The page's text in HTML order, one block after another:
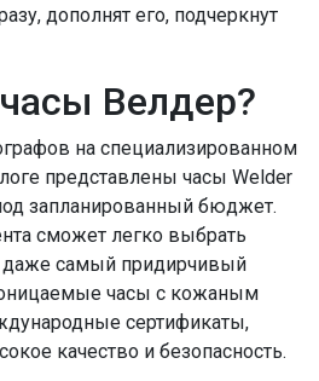
дополнят его, подчеркнут
Велдер?
на специализированном
представлены часы Welder
запланированный бюджет.
сможет легко выбрать
даже самый придирчивый
часы с кожаным
сертификаты,
качество и безопасность.